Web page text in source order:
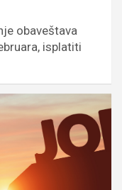
obaveštava
isplatiti